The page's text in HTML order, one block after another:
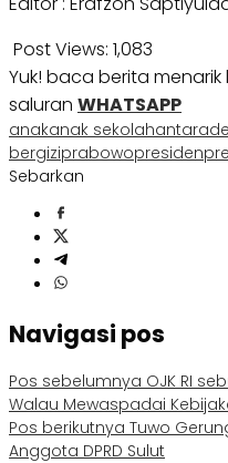
Post Views: 1,083
Yuk! baca berita
saluran WHATSAPP
anakanak sekolahantara
bergiziprabowopresiden
Sebarkan
Navigasi pos
Pos sebelumnya OJK RI
Walau Mewaspadai
Pos berikutnya Tuwo
Anggota DPRD Sulut